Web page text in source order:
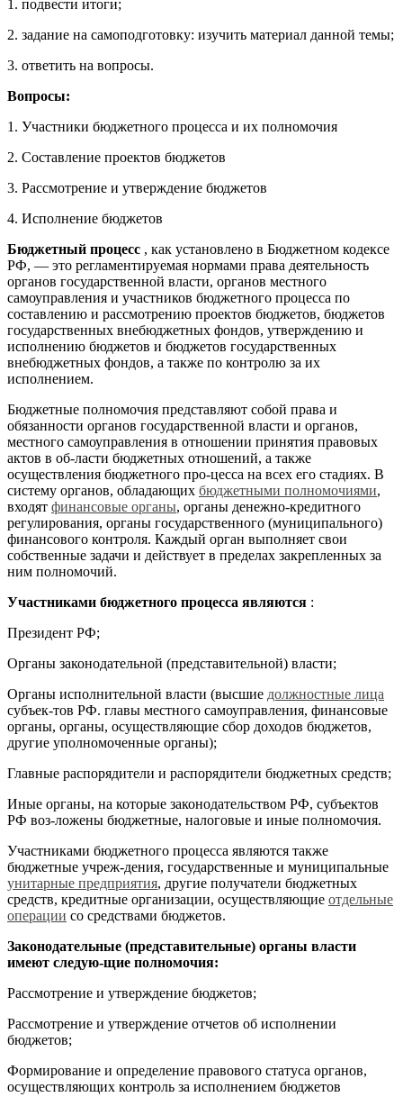
1. подвести итоги;
2. задание на самоподготовку: изучить материал данной темы;
3. ответить на вопросы.
Вопросы:
1. Участники бюджетного процесса и их полномочия
2. Составление проектов бюджетов
3. Рассмотрение и утверждение бюджетов
4. Исполнение бюджетов
Бюджетный процесс , как установлено в Бюджетном кодексе
РФ, — это регламентируемая нормами права деятельность
органов государственной власти, органов местного
самоуправления и участников бюджетного процесса по
составлению и рассмотрению проектов бюджетов, бюджетов
государственных внебюджетных фондов, утверждению и
исполнению бюджетов и бюджетов государственных
внебюджетных фондов, а также по контролю за их
исполнением.
Бюджетные полномочия представляют собой права и
обязанности органов государственной власти и органов,
местного самоуправления в отношении принятия правовых
актов в об-ласти бюджетных отношений, а также
осуществления бюджетного про-цесса на всех его стадиях. В
систему органов, обладающих бюджетными полномочиями,
входят финансовые органы, органы денежно-кредитного
регулирования, органы государственного (муниципального)
финансового контроля. Каждый орган выполняет свои
собственные задачи и действует в пределах закрепленных за
ним полномочий.
Участниками бюджетного процесса являются :
Президент РФ;
Органы законодательной (представительной) власти;
Органы исполнительной власти (высшие должностные лица
субъек-тов РФ. главы местного самоуправления, финансовые
органы, органы, осуществляющие сбор доходов бюджетов,
другие уполномоченные органы);
Главные распорядители и распорядители бюджетных средств;
Иные органы, на которые законодательством РФ, субъектов
РФ воз-ложены бюджетные, налоговые и иные полномочия.
Участниками бюджетного процесса являются также
бюджетные учреж-дения, государственные и муниципальные
унитарные предприятия, другие получатели бюджетных
средств, кредитные организации, осуществляющие отдельные
операции со средствами бюджетов.
Законодательные (представительные) органы власти
имеют следую-щие полномочия:
Рассмотрение и утверждение бюджетов;
Рассмотрение и утверждение отчетов об исполнении
бюджетов;
Формирование и определение правового статуса органов,
осуществляющих контроль за исполнением бюджетов